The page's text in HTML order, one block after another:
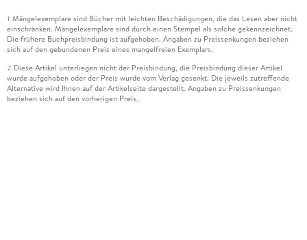
1 Mängelexemplare sind Bücher mit leichten Beschädigungen, die das Lesen aber nicht
einschränken. Mängelexemplare sind durch einen Stempel als solche gekennzeichnet.
Die frühere Buchpreisbindung ist aufgehoben. Angaben zu Preissenkungen beziehen
sich auf den gebundenen Preis eines mangelfreien Exemplars.
2 Diese Artikel unterliegen nicht der Preisbindung, die Preisbindung dieser Artikel
wurde aufgehoben oder der Preis wurde vom Verlag gesenkt. Die jeweils zutreffende
Alternative wird Ihnen auf der Artikelseite dargestellt. Angaben zu Preissenkungen
beziehen sich auf den vorherigen Preis.